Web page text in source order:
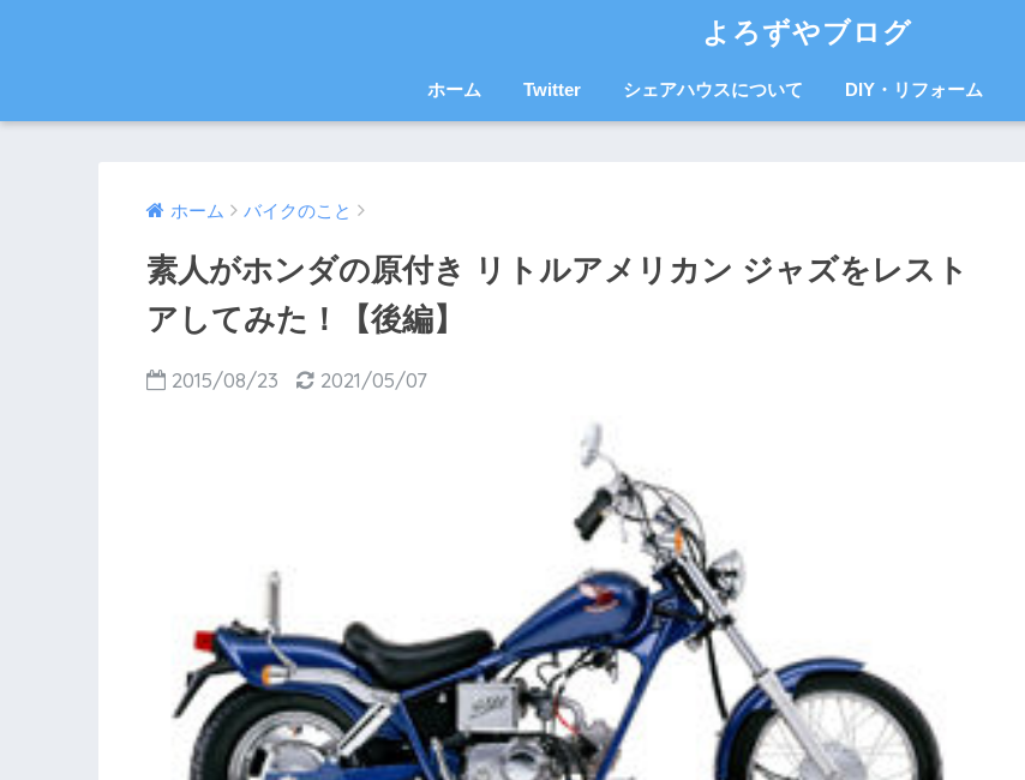
よろずやブログ
ホーム Twitter シェアハウスについて DIY・リフォーム
ホーム バイクのこと
素人がホンダの原付き リトルアメリカン ジャズをレスト
アしてみた！【後編】
2015/08/23 2021/05/07